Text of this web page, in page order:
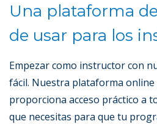
Una plataforma
de usar para los
Empezar como instructor con
fácil. Nuestra plataforma
proporciona acceso práctico a
que necesitas para que tu